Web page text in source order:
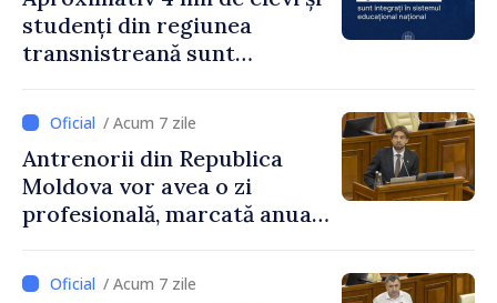
studenți din regiunea
transnistreană sunt
educațional național
/ Acum 7 zile
Antrenorii din Republica
Moldova vor avea o zi
profesională, marcată anual
/ Acum 7 zile